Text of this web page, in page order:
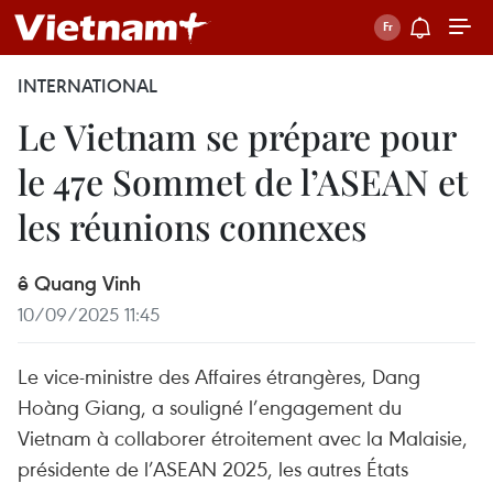
INTERNATIONAL
Le Vietnam se prépare pour
le 47e Sommet de l’ASEAN et
les réunions connexes
ê Quang Vinh
10/09/2025 11:45
Le vice-ministre des Affaires étrangères, Dang
Hoàng Giang, a souligné l’engagement du
Vietnam à collaborer étroitement avec la Malaisie,
présidente de l’ASEAN 2025, les autres États